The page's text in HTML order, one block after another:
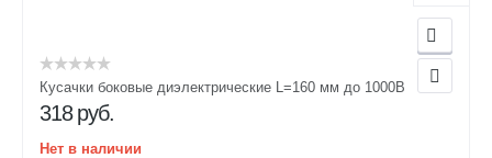
Кусачки боковые диэлектрические L=160 мм до 1000В
318 руб.
Нет в наличии